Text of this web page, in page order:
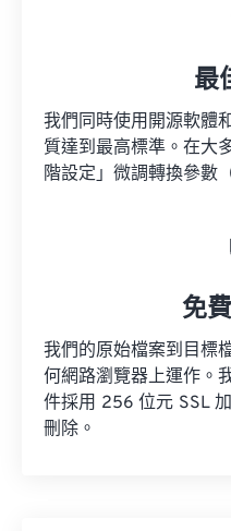
最
我們同時使用開源軟體
質達到最高標準。在大
階設定」微調轉換參數
免
我們的原始檔案到目標
何網路瀏覽器上運作。
件採用 256 位元 SSL
刪除。